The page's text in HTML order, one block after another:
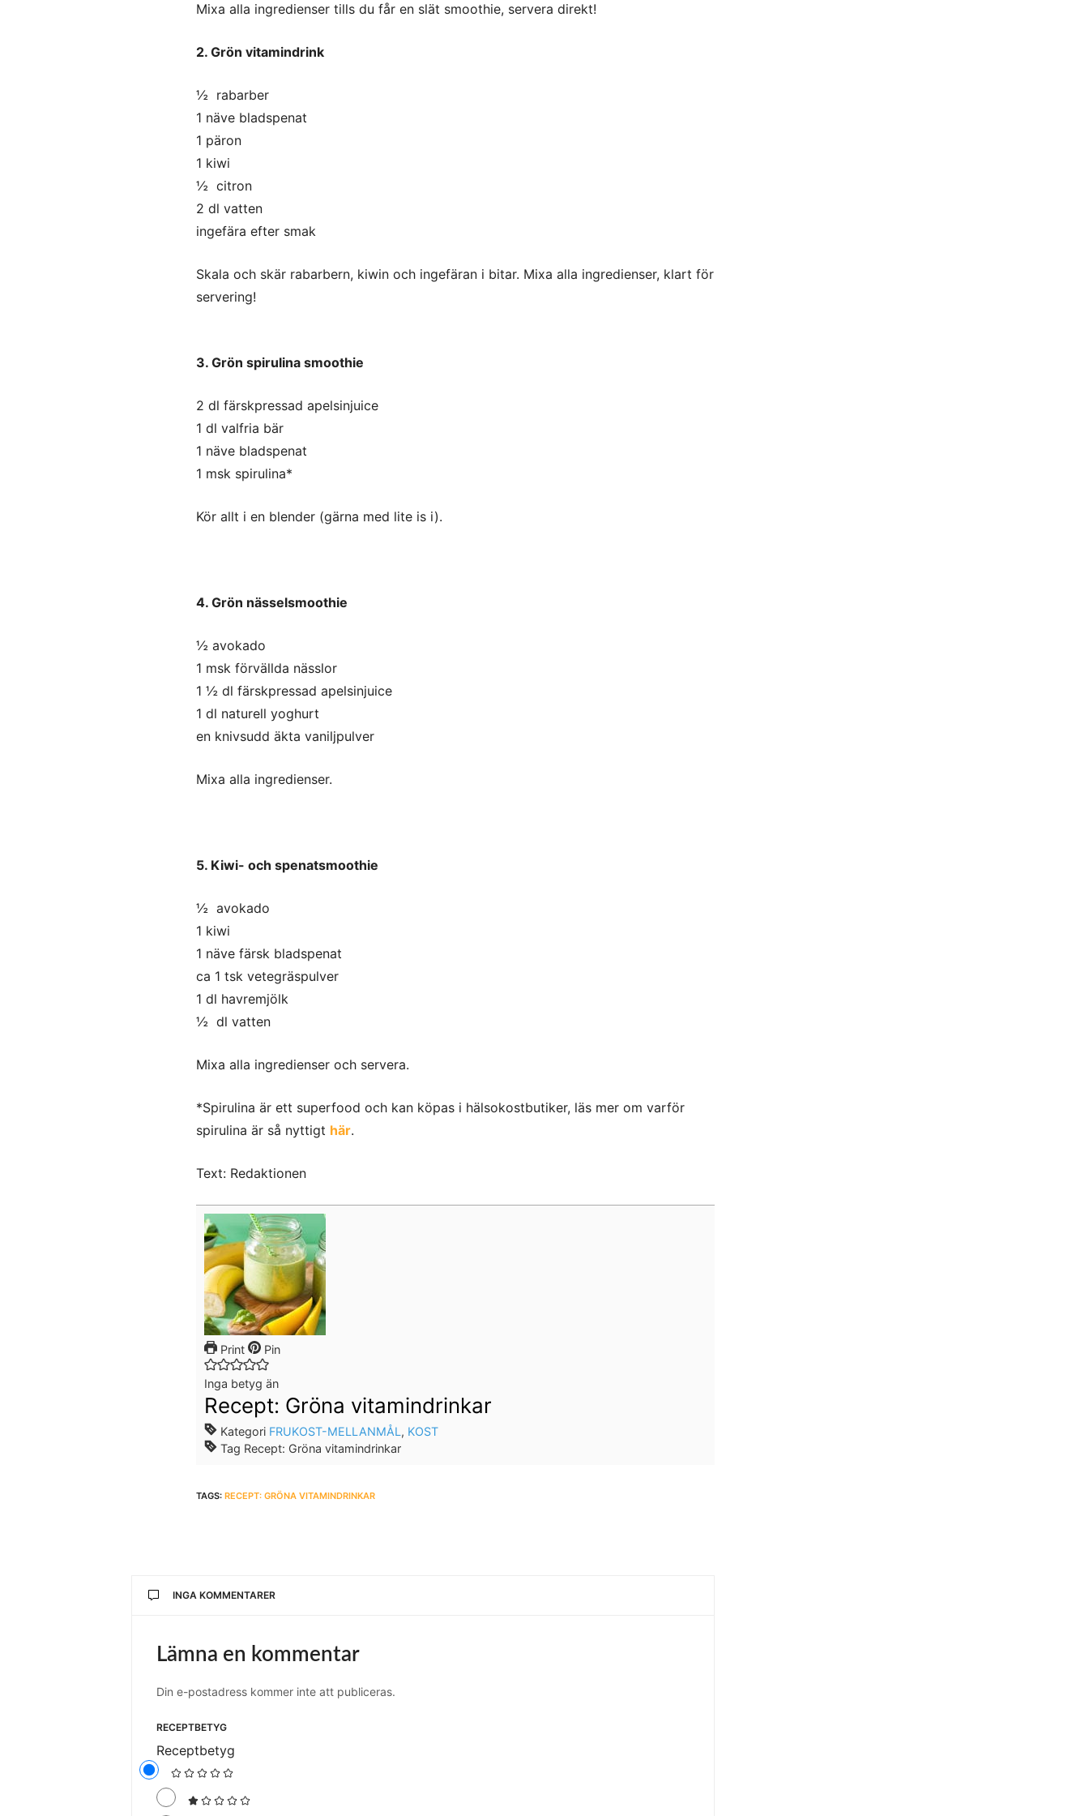
Mixa alla ingredienser tills du får en slät smoothie, servera direkt!
2. Grön vitamindrink
½ rabarber
1 näve bladspenat
1 päron
1 kiwi
½ citron
2 dl vatten
ingefära efter smak
Skala och skär rabarbern, kiwin och ingefäran i bitar. Mixa alla ingredienser, klart för
servering!
3. Grön spirulina smoothie
2 dl färskpressad apelsinjuice
1 dl valfria bär
1 näve bladspenat
1 msk spirulina*
Kör allt i en blender (gärna med lite is i).
4. Grön nässelsmoothie
½ avokado
1 msk förvällda nässlor
1 ½ dl färskpressad apelsinjuice
1 dl naturell yoghurt
en knivsudd äkta vaniljpulver
Mixa alla ingredienser.
5. Kiwi- och spenatsmoothie
½ avokado
1 kiwi
1 näve färsk bladspenat
ca 1 tsk vetegräspulver
1 dl havremjölk
½ dl vatten
Mixa alla ingredienser och servera.
*Spirulina är ett superfood och kan köpas i hälsokostbutiker, läs mer om varför
spirulina är så nyttigt här.
Text: Redaktionen
Print Pin
Inga betyg än
Recept: Gröna vitamindrinkar
Kategori FRUKOST-MELLANMÅL , KOST
Tag Recept: Gröna vitamindrinkar
TAGS: RECEPT: GRÖNA VITAMINDRINKAR
INGA KOMMENTARER
Lämna en kommentar
Din e-postadress kommer inte att publiceras.
RECEPTBETYG
Receptbetyg